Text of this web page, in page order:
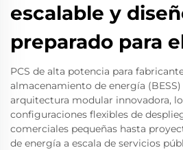
escalable y
preparado para
PCS de alta potencia para
almacenamiento de energía
arquitectura modular innovadora,
configuraciones flexibles de
comerciales pequeñas hasta
de energía a escala de servicios